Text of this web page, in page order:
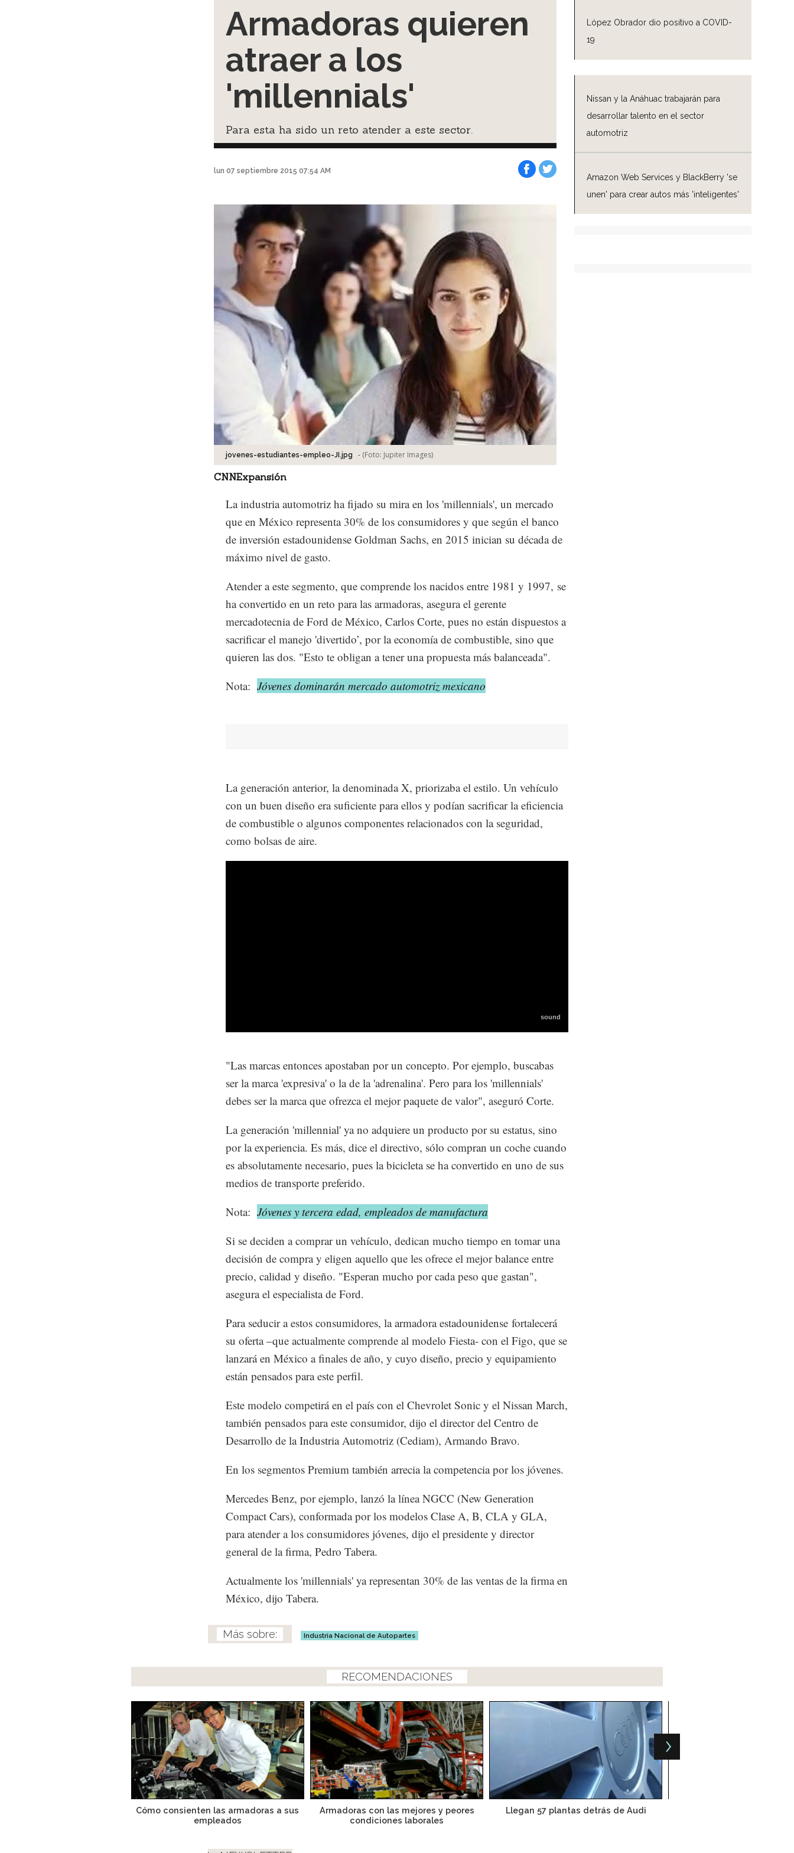
López Obrador dio positivo a COVID-
19
Nissan y la Anáhuac trabajarán para
desarrollar talento en el sector
automotriz
Amazon Web Services y BlackBerry 'se
unen' para crear autos más 'inteligentes'
Armadoras quieren
atraer a los
'millennials'
Para esta ha sido un reto atender a este sector.
lun 07 septiembre 2015 07:54 AM
jovenes-estudiantes-empleo-JI.jpg - (Foto: Jupiter Images)
CNNExpansión
La industria automotriz ha fijado su mira en los 'millennials', un mercado
que en México representa 30% de los consumidores y que según el banco
de inversión estadounidense Goldman Sachs, en 2015 inician su década de
máximo nivel de gasto.
Atender a este segmento, que comprende los nacidos entre 1981 y 1997, se
ha convertido en un reto para las armadoras, asegura el gerente
mercadotecnia de Ford de México, Carlos Corte, pues no están dispuestos a
sacrificar el manejo 'divertido’, por la economía de combustible, sino que
quieren las dos. "Esto te obligan a tener una propuesta más balanceada".
Nota: Jóvenes dominarán mercado automotriz mexicano
La generación anterior, la denominada X, priorizaba el estilo. Un vehículo
con un buen diseño era suficiente para ellos y podían sacrificar la eficiencia
de combustible o algunos componentes relacionados con la seguridad,
como bolsas de aire.
"Las marcas entonces apostaban por un concepto. Por ejemplo, buscabas
ser la marca 'expresiva' o la de la 'adrenalina'. Pero para los 'millennials'
debes ser la marca que ofrezca el mejor paquete de valor", aseguró Corte.
La generación 'millennial' ya no adquiere un producto por su estatus, sino
por la experiencia. Es más, dice el directivo, sólo compran un coche cuando
es absolutamente necesario, pues la bicicleta se ha convertido en uno de sus
medios de transporte preferido.
Nota: Jóvenes y tercera edad, empleados de manufactura
Si se deciden a comprar un vehículo, dedican mucho tiempo en tomar una
decisión de compra y eligen aquello que les ofrece el mejor balance entre
precio, calidad y diseño. "Esperan mucho por cada peso que gastan",
asegura el especialista de Ford.
Para seducir a estos consumidores, la armadora estadounidense fortalecerá
su oferta –que actualmente comprende al modelo Fiesta- con el Figo, que se
lanzará en México a finales de año, y cuyo diseño, precio y equipamiento
están pensados para este perfil.
Este modelo competirá en el país con el Chevrolet Sonic y el Nissan March,
también pensados para este consumidor, dijo el director del Centro de
Desarrollo de la Industria Automotriz (Cediam), Armando Bravo.
En los segmentos Premium también arrecia la competencia por los jóvenes.
Mercedes Benz, por ejemplo, lanzó la línea NGCC (New Generation
Compact Cars), conformada por los modelos Clase A, B, CLA y GLA,
para atender a los consumidores jóvenes, dijo el presidente y director
general de la firma, Pedro Tabera.
Actualmente los 'millennials' ya representan 30% de las ventas de la firma en
México, dijo Tabera.
Industria Nacional de Autopartes
RECOMENDACIONES
Cómo consienten las armadoras a sus
empleados
Armadoras con las mejores y peores
condiciones laborales
Llegan 57 plantas detrás de Audi